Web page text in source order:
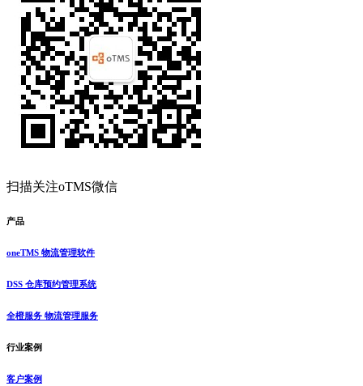
扫描关注oTMS微信
产品
oneTMS 物流管理软件
DSS 仓库预约管理系统
全橙服务 物流管理服务
行业案例
客户案例